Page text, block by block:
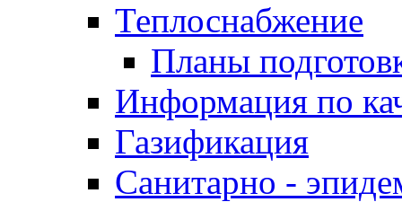
Теплоснабжение
Планы
Информация по
Газификация
Санитарно -